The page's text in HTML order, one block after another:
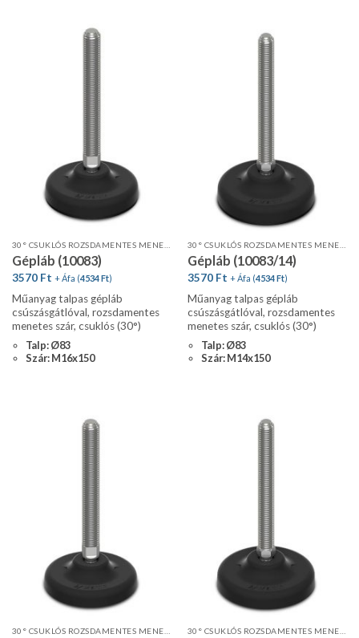
Gépláb (10083)
3570 Ft + Áfa (4534Ft)
Műanyag talpas gépláb
csúszásgátlóval, rozsdamentes
menetes szár, csuklós (30°)
Talp: Ø83
Szár: M16x150
Gépláb (10083/14)
3570 Ft + Áfa (4534Ft)
Műanyag talpas gépláb
csúszásgátlóval, rozsdamentes
menetes szár, csuklós (30°)
Talp: Ø83
Szár: M14x150